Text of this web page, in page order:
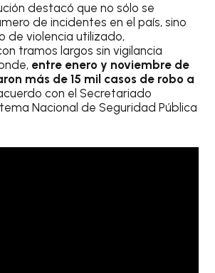
destacó que no sólo se
de incidentes en el país, sino
de violencia utilizado,
tramos largos sin vigilancia
entre enero y noviembre de
más de 15 mil casos de robo a
con el Secretariado
Nacional de Seguridad Pública